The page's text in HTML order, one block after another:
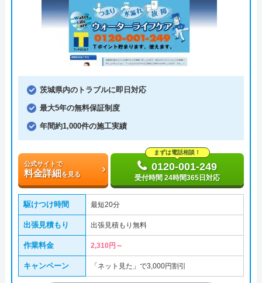
茨城県内のトラブルに即日対応
最大5年の無料保証制度
年間約1,000件の施工実績
公式サイトで
料金詳細を見る
まずは電話相談！
0120-001-249
受付時間 24時間365日対応
駆けつけ時間 最短20分
出張見積もり 出張見積もり無料
作業料金 2,310円～
キャンペーン 「ネット見た」で3,000円割引